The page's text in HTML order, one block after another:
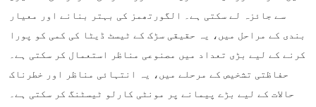
سے جائزہ لے سکتی ہے۔ الگورتھمز کی بہتر بنانے اور معیار
بندی کے مراحل میں، یہ حقیقی سڑک کے ٹیسٹ ڈیٹا کی کمی کو پورا
کرنے کے لیے بڑی تعداد میں مصنوعی مناظر استعمال کر سکتی ہے۔
حفاظتی تشخیص کے مرحلے میں، یہ انتہائی مناظر اور خطرناک
حالات کے لیے بڑے پیمانے پر مونٹی کارلو ٹیسٹنگ کر سکتی ہے۔